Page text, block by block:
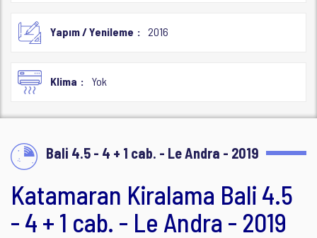
Yapım / Yenileme 2016
Klima Yok
Bali 4.5 - 4 + 1 cab. - Le Andra - 2019
Katamaran Kiralama Bali 4.5
- 4 + 1 cab. - Le Andra - 2019